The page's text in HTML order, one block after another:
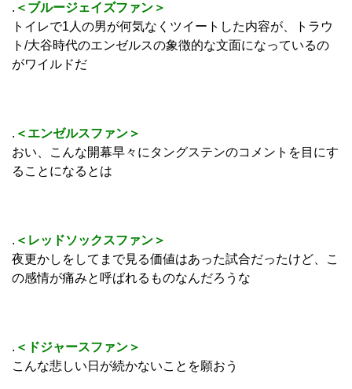
. ＜ブルージェイズファン＞
トイレで1人の男が何気なくツイートした内容が、トラウ
ト/大谷時代のエンゼルスの象徴的な文面になっているの
がワイルドだ
. ＜エンゼルスファン＞
おい、こんな開幕早々にタングステンのコメントを目にす
ることになるとは
. ＜レッドソックスファン＞
夜更かしをしてまで見る価値はあった試合だったけど、こ
の感情が痛みと呼ばれるものなんだろうな
. ＜ドジャースファン＞
こんな悲しい日が続かないことを願おう